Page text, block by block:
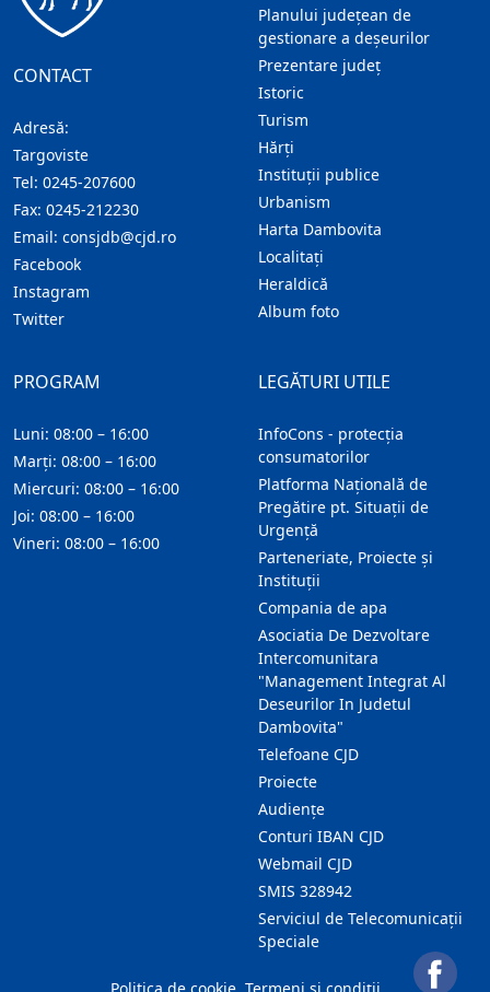
CONTACT
Adresă:
Targoviste
Tel: 0245-207600
Fax: 0245-212230
Email: consjdb@cjd.ro
Facebook
Instagram
Twitter
Planului județean de
gestionare a deșeurilor
Prezentare judeţ
Istoric
Turism
Hărţi
Instituţii publice
Urbanism
Harta Dambovita
Localitaţi
Heraldică
Album foto
LEGĂTURI UTILE
InfoCons - protecția
consumatorilor
Platforma Națională de
Pregătire pt. Situații de
Urgență
Parteneriate, Proiecte și
Instituții
Compania de apa
Asociatia De Dezvoltare
Intercomunitara
"Management Integrat Al
Deseurilor In Judetul
Dambovita"
Telefoane CJD
Proiecte
Audienţe
Conturi IBAN CJD
Webmail CJD
SMIS 328942
Serviciul de Telecomunicații
Speciale
PROGRAM
Luni: 08:00 – 16:00
Marți: 08:00 – 16:00
Miercuri: 08:00 – 16:00
Joi: 08:00 – 16:00
Vineri: 08:00 – 16:00